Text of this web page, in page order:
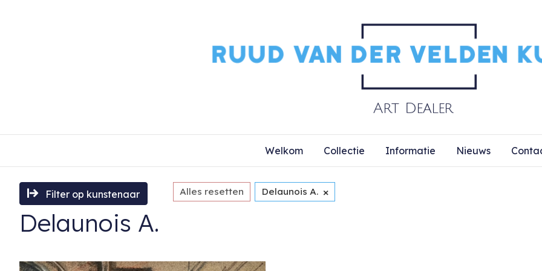
Welkom Collectie Informatie Nieuws
Filter op kunstenaar Alles resetten Delaunois A. ×
Delaunois A.